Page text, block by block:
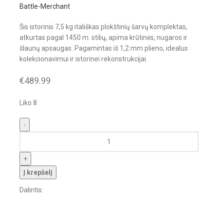
Battle-Merchant
Šis istorinis 7,5 kg itališkas plokštinių šarvų komplektas,
atkurtas pagal 1450 m. stilių, apima krūtinės, nugaros ir
šlaunų apsaugas. Pagamintas iš 1,2 mm plieno, idealus
kolekcionavimui ir istorinei rekonstrukcijai.
€489.99
Liko 8
Į krepšelį
Dalintis: